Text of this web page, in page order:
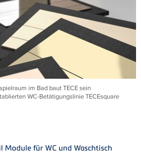
im Bad baut TECE sein
WC-Betätigungslinie TECEsquare
Module für WC und Waschtisch